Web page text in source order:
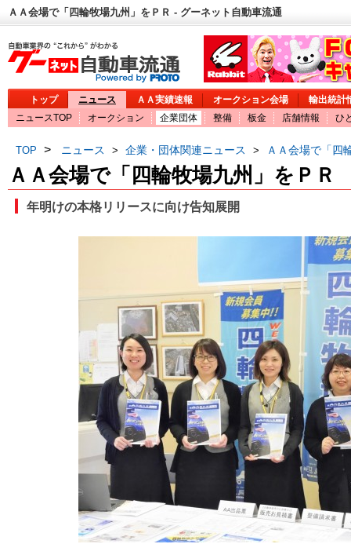
ＡＡ会場で「四輪牧場九州」をＰＲ - グーネット自動車流通
トップ ニュース ＡＡ実績速報 オークション会場
輸出統計
ニュースTOP
オークション 企業団体 整備 板金 店舗情報 ひ
TOP > ニュース > 企業・団体関連ニュース > ＡＡ会場で「四
ＡＡ会場で「四輪牧場九州」をＰＲ
年明けの本格リリースに向け告知展開